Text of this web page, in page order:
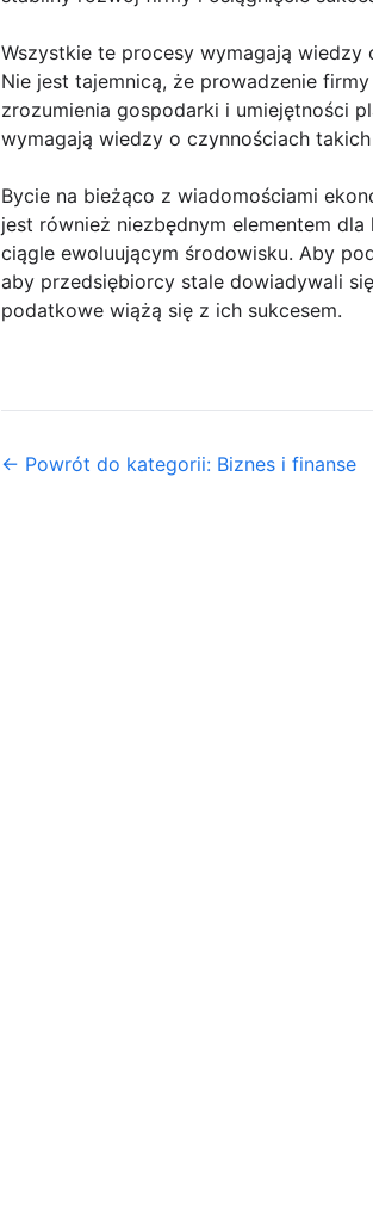
Wszystkie te procesy wymagają wiedzy
Nie jest tajemnicą, że prowadzenie
zrozumienia gospodarki i umiejętności
wymagają wiedzy o czynnościach
Bycie na bieżąco z wiadomościami
jest również niezbędnym elementem
ciągle ewoluującym środowisku. Aby
aby przedsiębiorcy stale dowiadywali
podatkowe wiążą się z ich sukcesem.
← Powrót do kategorii: Biznes i finanse